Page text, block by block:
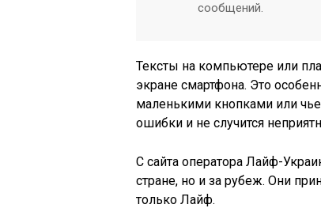
сообщений.
Тексты на компьютере или
экране смартфона. Это
маленькими кнопками или
ошибки и не случится
С сайта оператора Лайф-
стране, но и за рубеж. Они
только Лайф.